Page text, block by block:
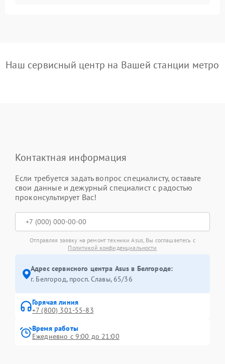
Наш сервисный центр на Вашей станции метро
Контактная информация
Если требуется задать вопрос специалисту, оставьте
свои данные и дежурный специалист с радостью
проконсультирует Вас!
Отправляя заявку на ремонт техники Asus, Вы соглашаетесь с
Политикой конфиденциальности
Адрес сервисного центра Asus в Белгороде:
г. Белгород, просп. Славы, 65/36
Горячая линия
+7 (800) 301-55-83
Время работы
Ежедневно с 9:00 до 21:00